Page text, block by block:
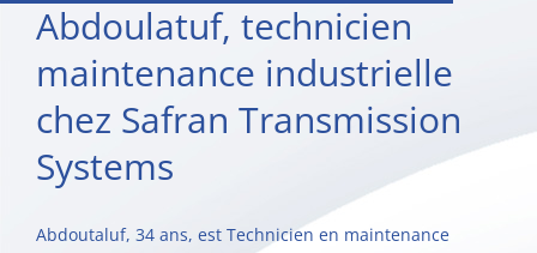
Abdoulatuf, technicien
maintenance industrielle
chez Safran Transmission
Systems
Abdoutaluf, 34 ans, est Technicien en maintenance